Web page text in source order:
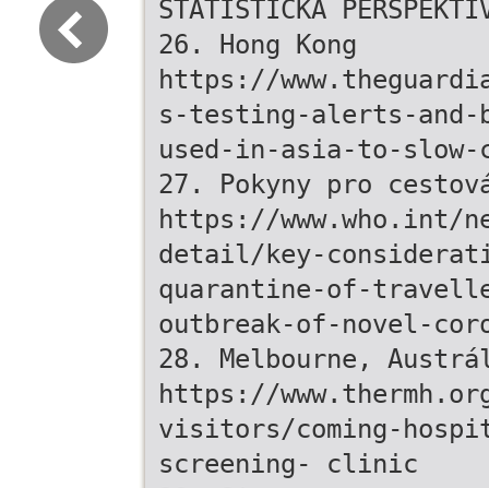
STATISTICKÁ
26. Hong Kong
https://
s-testing-alerts-
used-in-asia-to-slow-
27. Pokyny pro
https://www.who.int/
detail/key-
quarantine-of-
outbreak-of-novel-
28. Melbourne,
https://
visitors/coming-
screening- clinic